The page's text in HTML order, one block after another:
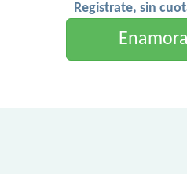
Registrate, sin